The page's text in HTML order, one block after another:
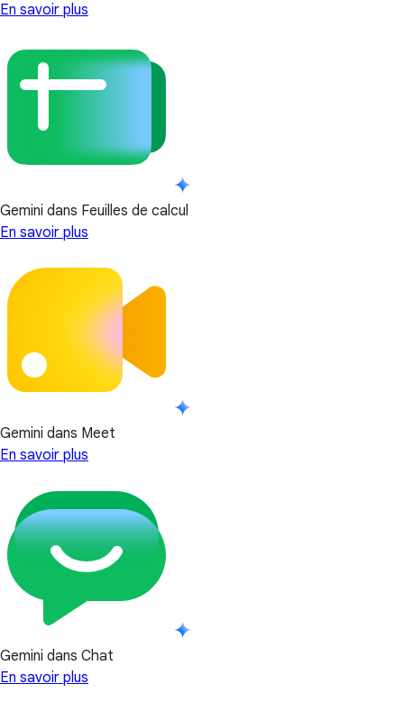
En savoir plus
Gemini dans Feuilles de calcul
En savoir plus
Gemini dans Meet
En savoir plus
Gemini dans Chat
En savoir plus